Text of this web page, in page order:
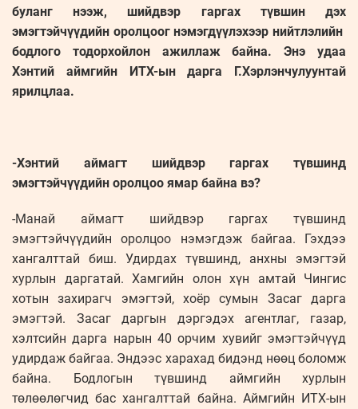
буланг нээж, шийдвэр гаргах түвшин дэх
эмэгтэйчүүдийн оролцоог нэмэгдүүлэхээр нийтлэлийн
бодлого тодорхойлон ажиллаж байна. Энэ удаа
Хэнтий аймгийн ИТХ-ын дарга Г.Хэрлэнчулуунтай
ярилцлаа.
-Хэнтий аймагт шийдвэр гаргах түвшинд
эмэгтэйчүүдийн оролцоо ямар байна вэ?
-Манай аймагт шийдвэр гаргах түвшинд
эмэгтэйчүүдийн оролцоо нэмэгдэж байгаа. Гэхдээ
хангалттай биш. Удирдах түвшинд, анхны эмэгтэй
хурлын даргатай. Хамгийн олон хүн амтай Чингис
хотын захирагч эмэгтэй, хоёр сумын Засаг дарга
эмэгтэй. Засаг даргын дэргэдэх агентлаг, газар,
хэлтсийн дарга нарын 40 орчим хувийг эмэгтэйчүүд
удирдаж байгаа. Эндээс харахад бидэнд нөөц боломж
байна. Бодлогын түвшинд аймгийн хурлын
төлөөлөгчид бас хангалттай байна. Аймгийн ИТХ-ын